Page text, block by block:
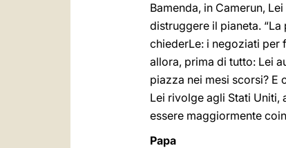
Bamenda, in Camerun,
distruggere il pianeta.
chiederLe: i negoziati per
allora, prima di tutto: Lei
piazza nei mesi scorsi?
Lei rivolge agli Stati Uniti,
essere maggiormente
Papa